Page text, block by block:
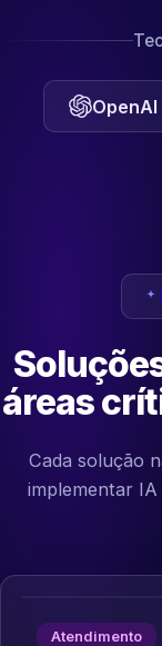
OpenAI
áreas
Cada solução
implementar
Atendimento